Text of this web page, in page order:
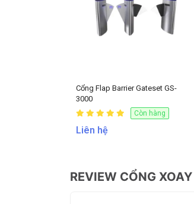
Cổng Flap Barrier Gateset GS-
3000
Còn hàng
Liên hệ
REVIEW CỔNG